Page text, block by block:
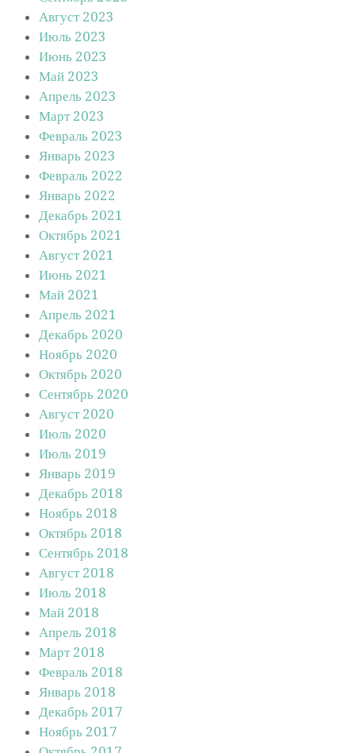
Август 2023
Июль 2023
Июнь 2023
Май 2023
Апрель 2023
Март 2023
Февраль 2023
Январь 2023
Февраль 2022
Январь 2022
Декабрь 2021
Октябрь 2021
Август 2021
Июнь 2021
Май 2021
Апрель 2021
Декабрь 2020
Ноябрь 2020
Октябрь 2020
Сентябрь 2020
Август 2020
Июль 2020
Июль 2019
Январь 2019
Декабрь 2018
Ноябрь 2018
Октябрь 2018
Сентябрь 2018
Август 2018
Июль 2018
Май 2018
Апрель 2018
Март 2018
Февраль 2018
Январь 2018
Декабрь 2017
Ноябрь 2017